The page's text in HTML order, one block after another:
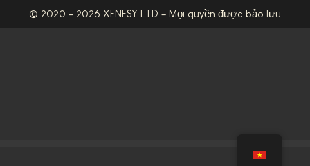
© 2020 – 2026 XENESY LTD – Mọi quyền được bảo lưu